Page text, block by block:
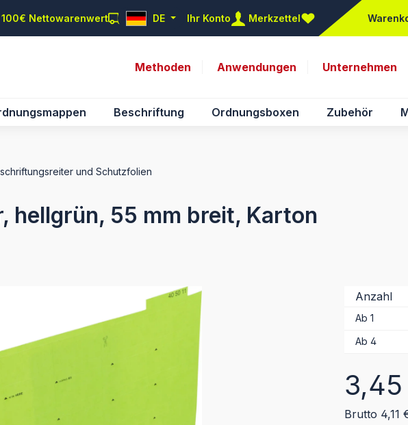
Nettowarenwert DE Ihr Konto Merkzettel
Du hast 0 Produkte auf
Methoden Anwendungen Unternehmen
Beschriftung Ordnungsboxen Zubehör
und Schutzfolien
hellgrün, 55 mm breit, Karton
Anzahl
Ab1
Ab4
Regulärer
Brutto 4,11